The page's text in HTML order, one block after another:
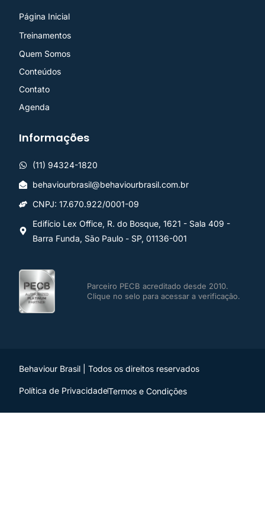
Página Inicial
Treinamentos
Quem Somos
Conteúdos
Contato
Agenda
Informações
(11) 94324-1820
behaviourbrasil@behaviourbrasil.com.br
CNPJ: 17.670.922/0001-09
Edifício Lex Office, R. do Bosque, 1621 - Sala 409 -
Barra Funda, São Paulo - SP, 01136-001
Parceiro PECB acreditado desde 2010.
Clique no selo para acessar a verificação.
Behaviour Brasil | Todos os direitos reservados
Política de PrivacidadeTermos e Condições